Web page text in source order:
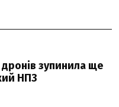
зупинила ще
НПЗ